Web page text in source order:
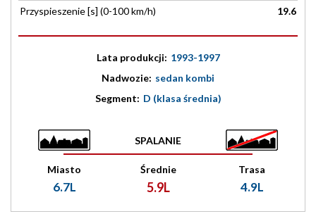
Przyspieszenie [s] (0-100 km/h)
19.6
Lata produkcji: 1993-1997
Nadwozie: sedan kombi
Segment: D (klasa średnia)
SPALANIE
Miasto
6.7L
Średnie
5.9L
Trasa
4.9L